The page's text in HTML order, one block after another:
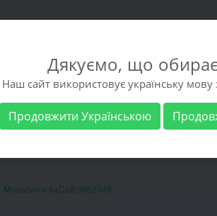
Мокасини KaDaR 3863349
Дякуємо, що
Наш сайт використовує українську
Продовжити Українською